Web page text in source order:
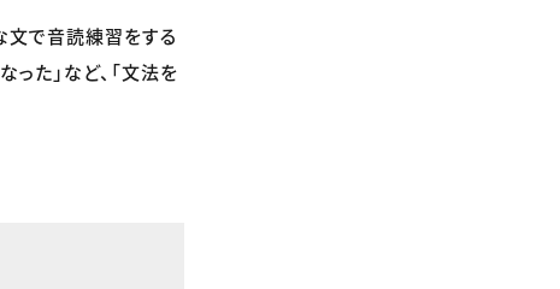
文で音読練習をする
った」など、「文法を